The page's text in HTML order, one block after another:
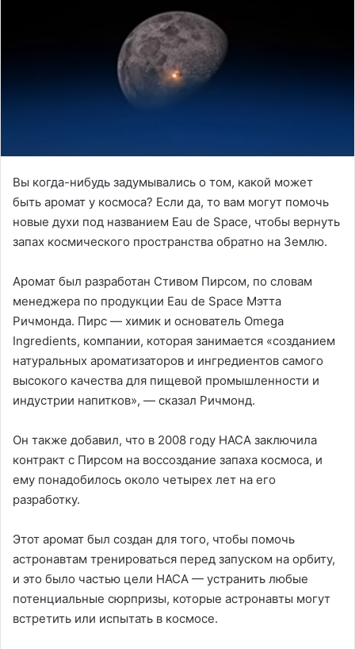
Вы когда-нибудь задумывались о том, какой может
быть аромат у космоса? Если да, то вам могут помочь
новые духи под названием Eau de Space, чтобы вернуть
запах космического пространства обратно на Землю.
Аромат был разработан Стивом Пирсом, по словам
менеджера по продукции Eau de Space Мэтта
Ричмонда. Пирс — химик и основатель Omega
Ingredients, компании, которая занимается «созданием
натуральных ароматизаторов и ингредиентов самого
высокого качества для пищевой промышленности и
индустрии напитков», — сказал Ричмонд.
Он также добавил, что в 2008 году НАСА заключила
контракт с Пирсом на воссоздание запаха космоса, и
ему понадобилось около четырех лет на его
разработку.
Этот аромат был создан для того, чтобы помочь
астронавтам тренироваться перед запуском на орбиту,
и это было частью цели НАСА — устранить любые
потенциальные сюрпризы, которые астронавты могут
встретить или испытать в космосе.